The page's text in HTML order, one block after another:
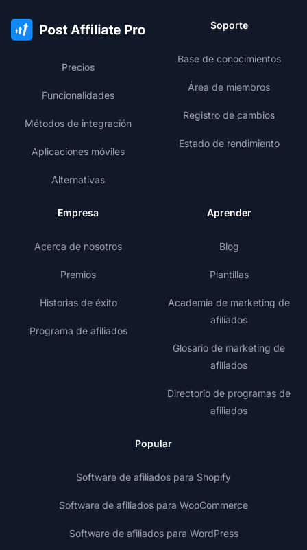
Precios
Funcionalidades
Métodos de integración
Aplicaciones móviles
Alternativas
Soporte
Base de conocimientos
Área de miembros
Registro de cambios
Estado de rendimiento
Empresa
Acerca de nosotros
Premios
Historias de éxito
Programa de afiliados
Aprender
Blog
Plantillas
Academia de marketing de
afiliados
Glosario de marketing de
afiliados
Directorio de programas de
afiliados
Popular
Software de afiliados para Shopify
Software de afiliados para WooCommerce
Software de afiliados para WordPress